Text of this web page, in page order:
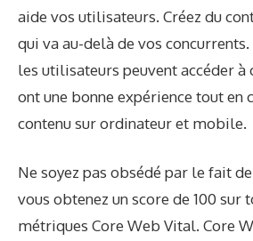
aide vos utilisateurs. Créez du
qui va au-delà de vos
les utilisateurs peuvent accéder à
ont une bonne expérience tout en
contenu sur ordinateur et mobile.
Ne soyez pas obsédé par le fait
vous obtenez un score de 100 sur
métriques Core Web Vital. Core